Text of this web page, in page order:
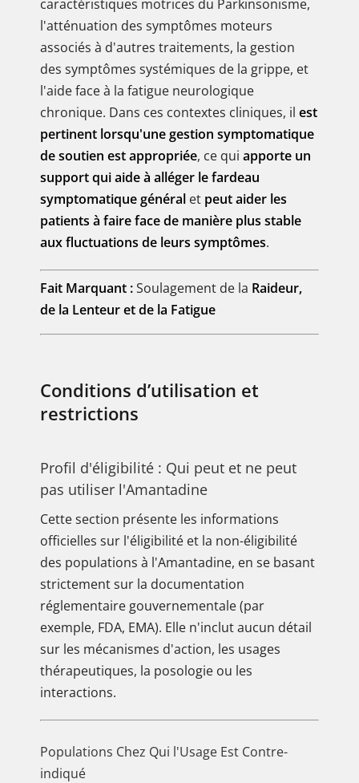
caractéristiques motrices du Parkinsonisme,
l'atténuation des symptômes moteurs
associés à d'autres traitements, la gestion
des symptômes systémiques de la grippe, et
l'aide face à la fatigue neurologique
chronique. Dans ces contextes cliniques, il est
pertinent lorsqu'une gestion symptomatique
de soutien est appropriée, ce qui apporte un
support qui aide à alléger le fardeau
symptomatique général et peut aider les
patients à faire face de manière plus stable
aux fluctuations de leurs symptômes.
Fait Marquant :Soulagement de la Raideur,
de la Lenteur et de la Fatigue
Conditions d’utilisation et
restrictions
Profil d'éligibilité : Qui peut et ne peut
pas utiliser l'Amantadine
Cette section présente les informations
officielles sur l'éligibilité et la non-éligibilité
des populations à l'Amantadine, en se basant
strictement sur la documentation
réglementaire gouvernementale (par
exemple, FDA, EMA). Elle n'inclut aucun détail
sur les mécanismes d'action, les usages
thérapeutiques, la posologie ou les
interactions.
Populations Chez Qui l'Usage Est Contre-
indiqué